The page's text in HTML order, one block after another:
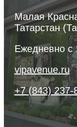
Малая
Татарстан
Ежедневно с
vipavenue.ru
+7 (843) 237-